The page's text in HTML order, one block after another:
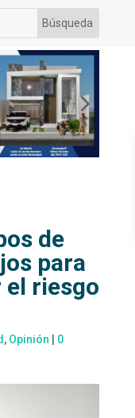
de
para
riesgo
, Opinión
0